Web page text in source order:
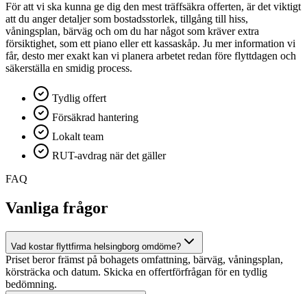
För att vi ska kunna ge dig den mest träffsäkra offerten, är det viktigt
att du anger detaljer som bostadsstorlek, tillgång till hiss,
våningsplan, bärväg och om du har något som kräver extra
försiktighet, som ett piano eller ett kassaskåp. Ju mer information vi
får, desto mer exakt kan vi planera arbetet redan före flyttdagen och
säkerställa en smidig process.
Tydlig offert
Försäkrad hantering
Lokalt team
RUT-avdrag när det gäller
FAQ
Vanliga frågor
Vad kostar flyttfirma helsingborg omdöme?
Priset beror främst på bohagets omfattning, bärväg, våningsplan,
körsträcka och datum. Skicka en offertförfrågan för en tydlig
bedömning.